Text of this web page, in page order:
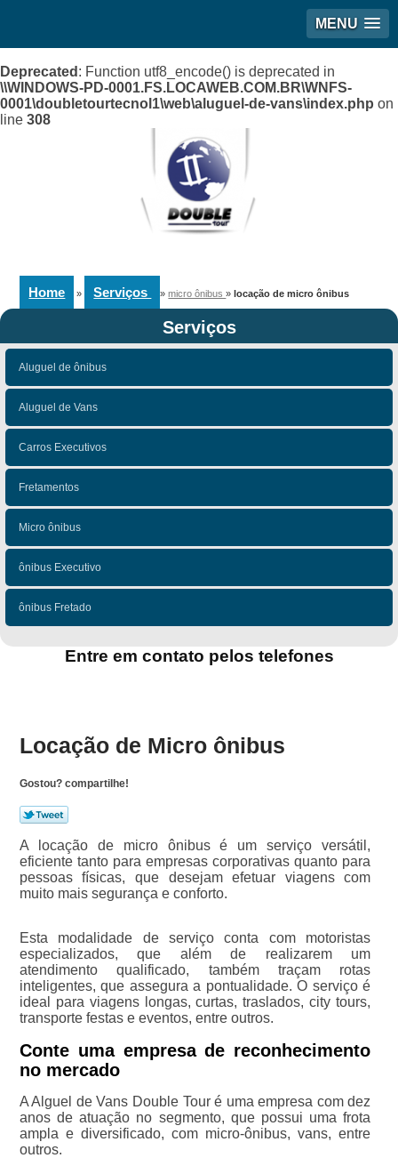
MENU
Deprecated : Function utf8_encode() is deprecated in
\\WINDOWS-PD-0001.FS.LOCAWEB.COM.BR\WNFS-
0001\doubletourtecnol1\web\aluguel-de-vans\index.php on
line 308
Home » Serviços »micro ônibus»locação de micro ônibus
Serviços
Aluguel de ônibus
Aluguel de Vans
Carros Executivos
Fretamentos
Micro ônibus
ônibus Executivo
ônibus Fretado
Entre em contato pelos telefones
Locação de Micro ônibus
Gostou? compartilhe!
A locação de micro ônibus é um serviço versátil,
eficiente tanto para empresas corporativas quanto para
pessoas físicas, que desejam efetuar viagens com
muito mais segurança e conforto.
Esta modalidade de serviço conta com motoristas
especializados, que além de realizarem um
atendimento qualificado, também traçam rotas
inteligentes, que assegura a pontualidade. O serviço é
ideal para viagens longas, curtas, traslados, city tours,
transporte festas e eventos, entre outros.
Conte uma empresa de reconhecimento
no mercado
A Alguel de Vans Double Tour é uma empresa com dez
anos de atuação no segmento, que possui uma frota
ampla e diversificado, com micro-ônibus, vans, entre
outros.